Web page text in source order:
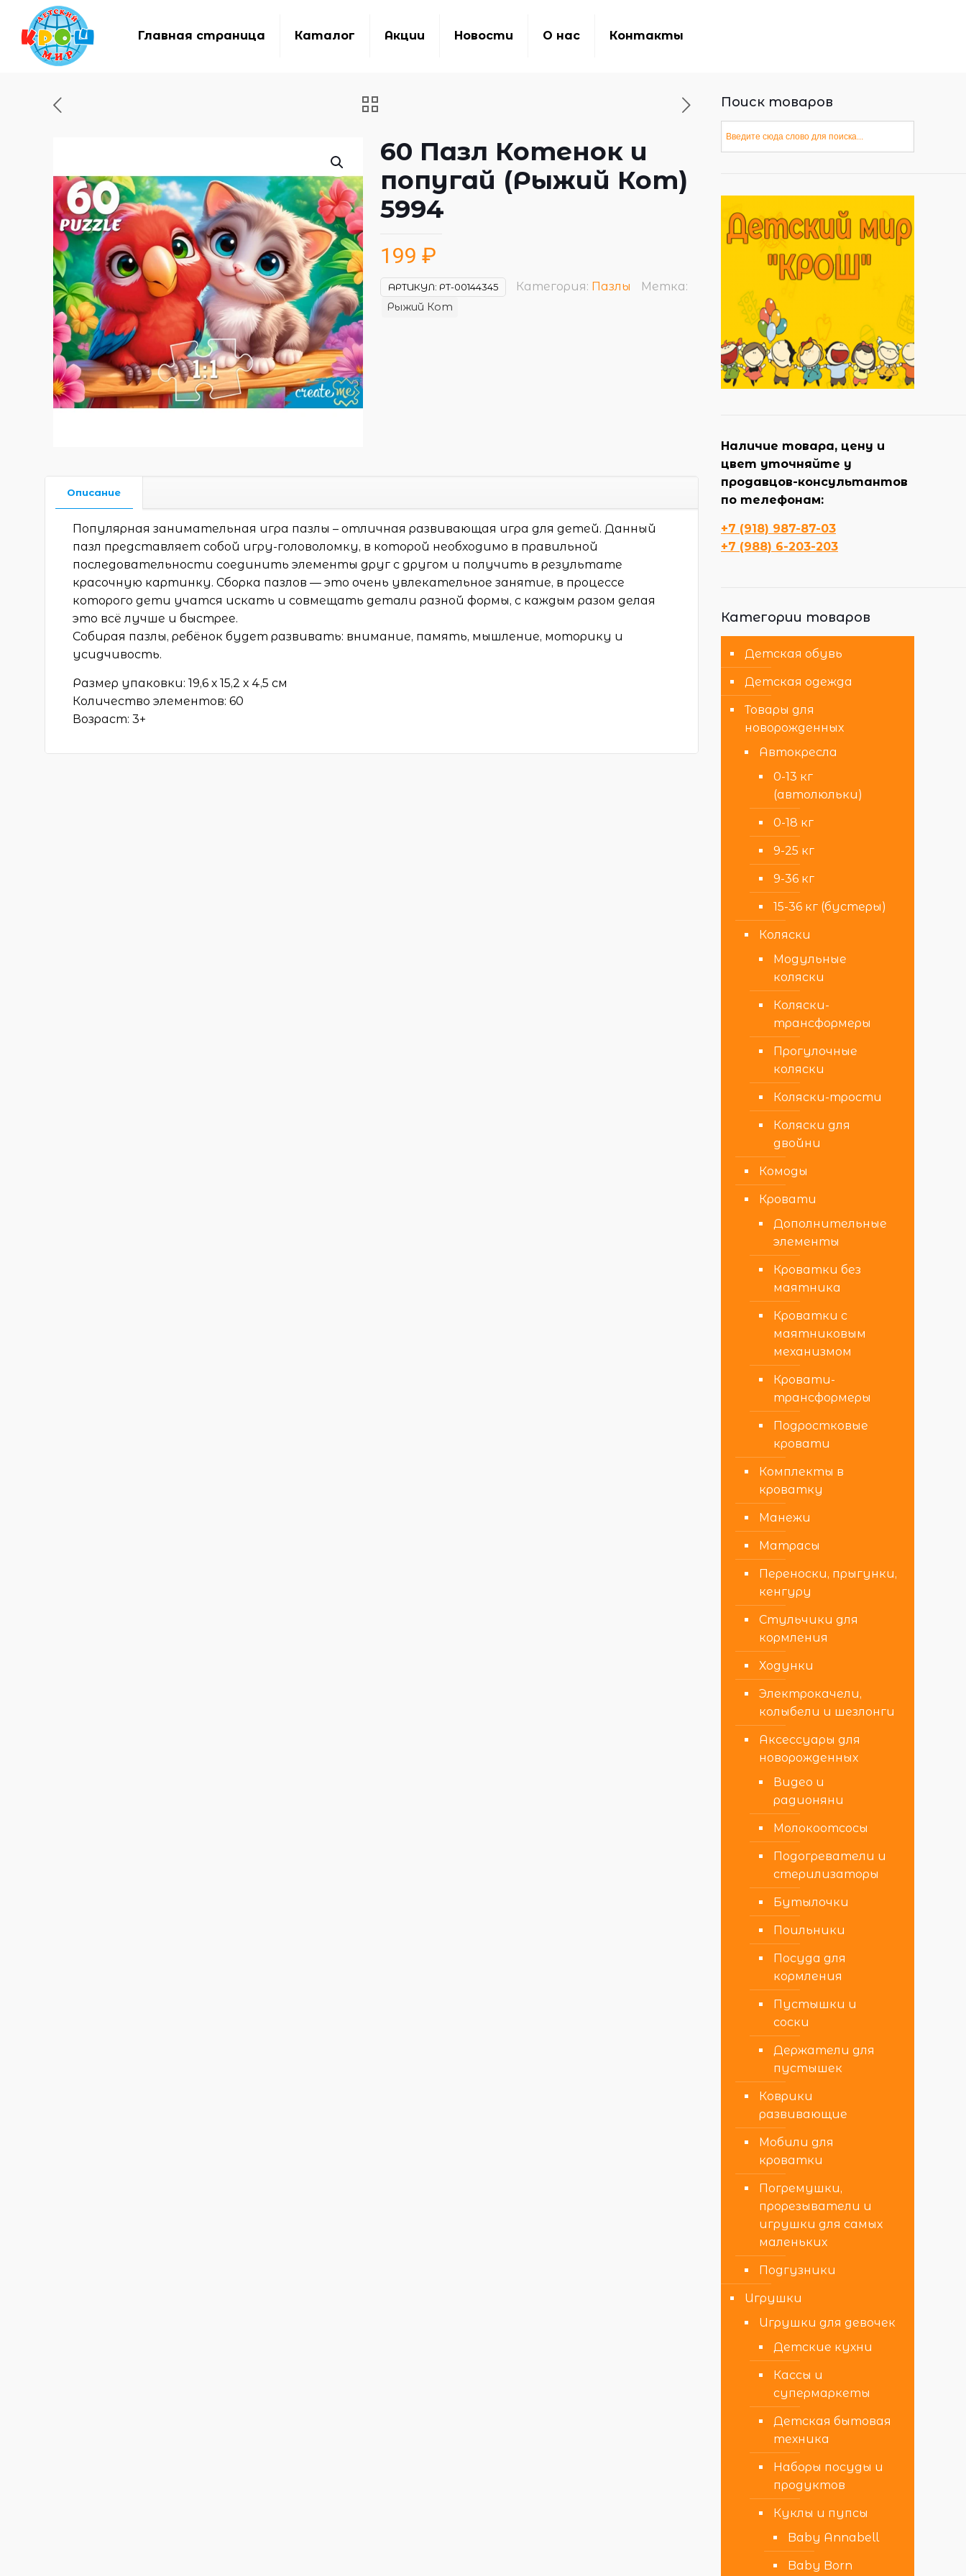
Главная страница Каталог Акции Новости О нас Контакты
60 Пазл Котенок и
попугай (Рыжий Кот)
5994
199 ₽
АРТИКУЛ: РТ-00144345 Категория: Пазлы Метка:
Рыжий Кот
Описание
Популярная занимательная игра пазлы – отличная развивающая игра для детей. Данный
пазл представляет собой игру-головоломку, в которой необходимо в правильной
последовательности соединить элементы друг с другом и получить в результате
красочную картинку. Сборка пазлов — это очень увлекательное занятие, в процессе
которого дети учатся искать и совмещать детали разной формы, с каждым разом делая
это всё лучше и быстрее.
Собирая пазлы, ребёнок будет развивать: внимание, память, мышление, моторику и
усидчивость.
Размер упаковки: 19,6 х 15,2 х 4,5 см
Количество элементов: 60
Возраст: 3+
Поиск товаров
Наличие товара, цену и
цвет уточняйте у
продавцов-консультантов
по телефонам:
+7 (918) 987-87-03
+7 (988) 6-203-203
Категории товаров
Детская обувь
Детская одежда
Товары для
новорожденных
Автокресла
0-13 кг
(автолюльки)
0-18 кг
9-25 кг
9-36 кг
15-36 кг (бустеры)
Коляски
Модульные
коляски
Коляски-
трансформеры
Прогулочные
коляски
Коляски-трости
Коляски для
двойни
Комоды
Кровати
Дополнительные
элементы
Кроватки без
маятника
Кроватки с
маятниковым
механизмом
Кровати-
трансформеры
Подростковые
кровати
Комплекты в
кроватку
Манежи
Матрасы
Переноски, прыгунки,
кенгуру
Стульчики для
кормления
Ходунки
Электрокачели,
колыбели и шезлонги
Аксессуары для
новорожденных
Видео и
радионяни
Молокоотсосы
Подогреватели и
стерилизаторы
Бутылочки
Поильники
Посуда для
кормления
Пустышки и
соски
Держатели для
пустышек
Коврики
развивающие
Мобили для
кроватки
Погремушки,
прорезыватели и
игрушки для самых
маленьких
Подгузники
Игрушки
Игрушки для девочек
Детские кухни
Кассы и
супермаркеты
Детская бытовая
техника
Наборы посуды и
продуктов
Куклы и пупсы
Baby Annabell
Baby Born